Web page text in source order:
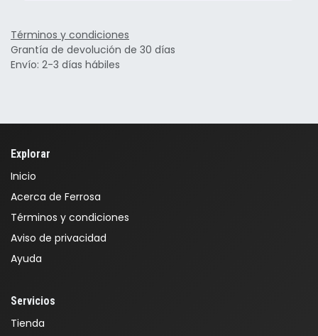
Términos y condiciones
Grantía de devolución de 30 días
Envío: 2-3 días hábiles
Explorar
Inicio
Acerca de Ferrosa
Términos y condiciones
Aviso de privacidad
Ayuda
Servicios
Tienda